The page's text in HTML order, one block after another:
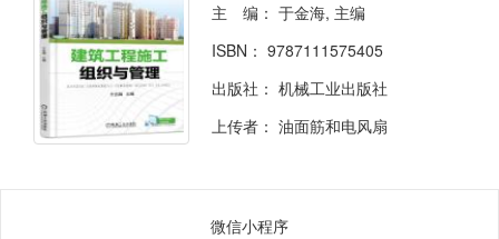
主 编： 于金海, 主编
ISBN： 9787111575405
出版社： 机械工业出版社
上传者： 油面筋和电风扇
微信小程序